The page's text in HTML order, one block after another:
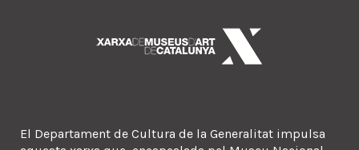
El Departament de Cultura de la Generalitat impulsa